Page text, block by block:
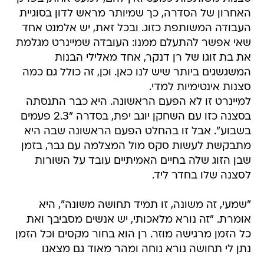
האחרון של הסדרה, כך שמיותר מראש לדון בסוגיית
העבודה המשותפת כזוג. ובכל זאת, יש אלמנט אחד
שאי אפשר להתעלם ממנו: העובדה שמיינרט מגלמת
את בת זוגו של רן דנקר, אחד מאלילי הבנות
המשגשגים ביותר שיש לנו כאן. וכן, זה כולל גם כמה
סצנות אינטימיות למדי.
למיינרט זו לא הפעם הראשונה. היא כבר התנסתה
בסצנה כזו עם השחקן יוגב יפת, בסדרה "2.3 פעמים
בשבוע". אבל זו בהחלט הפעם הראשונה שבה היא
מתבקשת לעשות סקס מול המצלמה עם גבר, בזמן
שבן הזוג שלה בחיים האמיתיים עובד על השורות
לסצנה שלו בחדר ליד.
"שמעי, זה משונה, זו תמיד תחושה משונה", היא
אומרת. "זה נורא מלאכותי, יש אנשים מסביבך ואת
כל הזמן מרגישה מוזר. רן הוא בחור מקסים וכל הזמן
נתן לי תחושה נורא נוחה ומהר מאוד גם מצאנו